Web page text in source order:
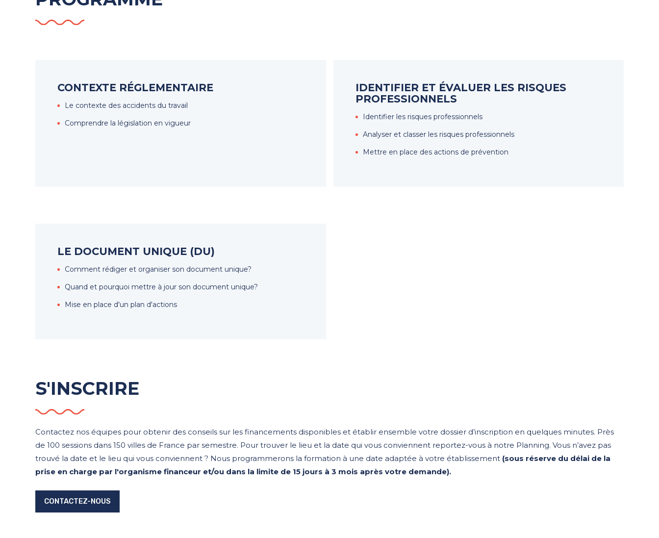
CONTEXTE RÉGLEMENTAIRE
Le contexte des accidents du travail
Comprendre la législation en vigueur
IDENTIFIER ET ÉVALUER LES RISQUES
PROFESSIONNELS
Identifier les risques professionnels
Analyser et classer les risques professionnels
Mettre en place des actions de prévention
LE DOCUMENT UNIQUE (DU)
Comment rédiger et organiser son document unique?
Quand et pourquoi mettre à jour son document unique?
Mise en place d'un plan d'actions
S'INSCRIRE
Contactez nos équipes pour obtenir des conseils sur les financements disponibles et établir ensemble votre dossier d’inscription en quelques minutes. Près
de 100 sessions dans 150 villes de France par semestre. Pour trouver le lieu et la date qui vous conviennent reportez-vous à notre Planning. Vous n’avez pas
trouvé la date et le lieu qui vous conviennent ? Nous programmerons la formation à une date adaptée à votre établissement (sous réserve du délai de la
prise en charge par l'organisme financeur et/ou dans la limite de 15 jours à 3 mois après votre demande).
CONTACTEZ-NOUS